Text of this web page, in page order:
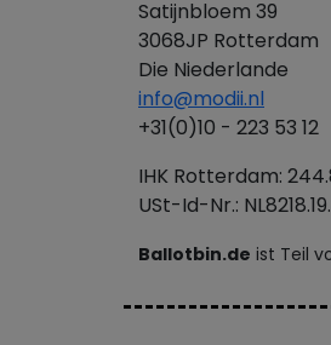
Satijnbloem 39
3068JP Rotterdam
Die Niederlande
info@modii.nl
+31(0)10 - 223 53 12
IHK Rotterdam:
USt-Id-Nr.:
Ballotbin.de ist Teil